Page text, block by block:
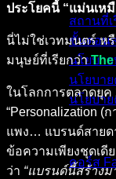
สถานที่
ขั้นตอน
นโยบาย
นโยบา
นโยบา
คอร์สทั้งหม
คอร์ส
ประโยคนี้ “แม่นเห
นี่ไม่ใช่เวทมนตร์ ห
มนุษย์ที่เรียกว่า
ในโลกการตลาดยุ
“Personalization (
แพง… แบรนด์สายด
ข้อความเพียงชุดเดี
ว่า “แบรนด์นี้สร้างม